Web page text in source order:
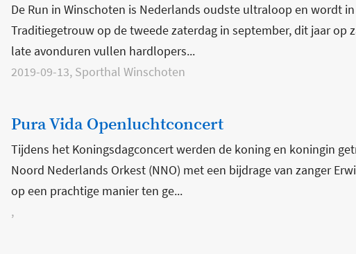
De Run in Winschoten is Nederlands oudste ultraloop en wordt
Traditiegetrouw op de tweede zaterdag in september, dit jaar op
late avonduren vullen hardlopers...
2019-09-13, Sporthal Winschoten
Pura Vida Openluchtconcert
Tijdens het Koningsdagconcert werden de koning en koningin
Noord Nederlands Orkest (NNO) met een bijdrage van zanger
op een prachtige manier ten ge...
,